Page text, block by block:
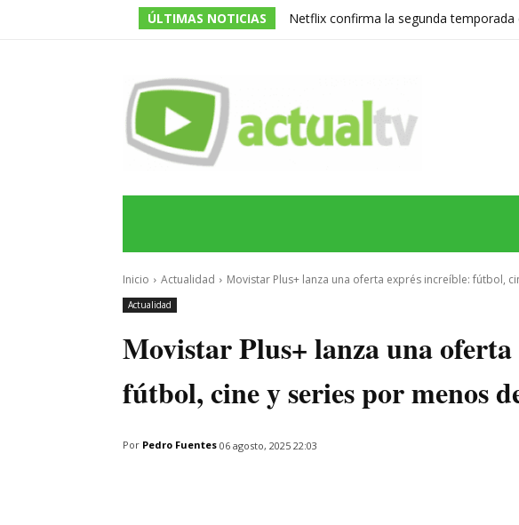
ÚLTIMAS NOTICIAS
Netflix confirma la segunda temporada
Inicio Actualidad Movistar Plus+ lanza una oferta exprés increíble: fútbol,
Actualidad
Movistar Plus+ lanza una
fútbol, cine y series por menos
Por Pedro Fuentes 06 agosto, 2025 22:03